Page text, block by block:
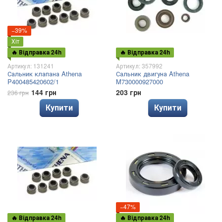
−39%
Хіт
🔥 Відправка 24h
Артикул: 131241
Сальник клапана Athena
P400485420602/1
236 грн 144 грн
Купити
🔥 Відправка 24h
Артикул: 357992
Сальник двигуна Athena
M730000927000
203 грн
Купити
🔥 Відправка 24h
−47%
🔥 Відправка 24h